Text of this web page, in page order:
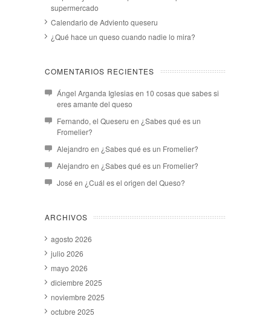
supermercado
Calendario de Adviento queseru
¿Qué hace un queso cuando nadie lo mira?
COMENTARIOS RECIENTES
Ángel Arganda Iglesiasen 10 cosas que sabes si
eres amante del queso
Fernando, el Queseru en ¿Sabes qué es un
Fromelier?
Alejandro en ¿Sabes qué es un Fromelier?
Alejandro en ¿Sabes qué es un Fromelier?
José en ¿Cuál es el origen del Queso?
ARCHIVOS
agosto 2026
julio 2026
mayo 2026
diciembre 2025
noviembre 2025
octubre 2025